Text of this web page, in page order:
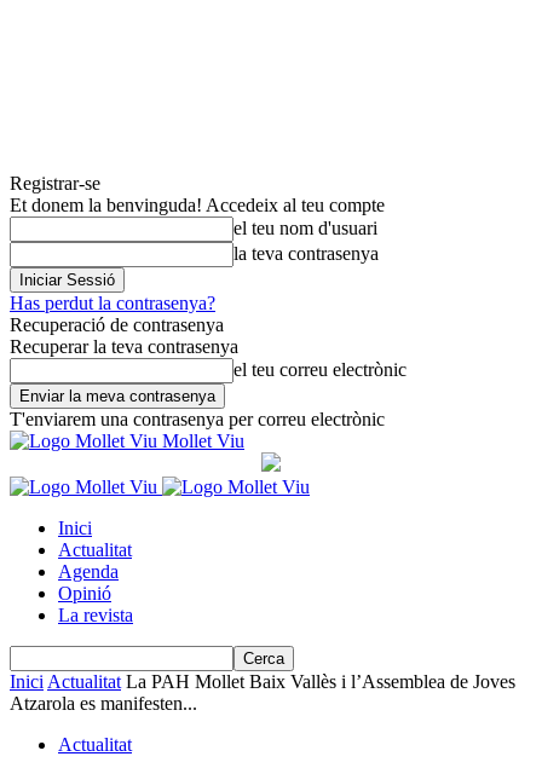
Registrar-se
Et donem la benvinguda! Accedeix al teu compte
el teu nom d'usuari
la teva contrasenya
Has perdut la contrasenya?
Recuperació de contrasenya
Recuperar la teva contrasenya
el teu correu electrònic
T'enviarem una contrasenya per correu electrònic
Mollet Viu
Inici
Actualitat
Agenda
Opinió
La revista
Inici Actualitat La PAH Mollet Baix Vallès i l’Assemblea de Joves
Atzarola es manifesten...
Actualitat